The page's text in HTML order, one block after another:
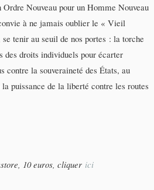
Nouveau pour un Homme Nouveau
à ne jamais oublier le « Vieil
tenir au seuil de nos portes : la torche
des droits individuels pour écarter
contre la souveraineté des États, au
puissance de la liberté contre les routes
10 euros, cliquer ici